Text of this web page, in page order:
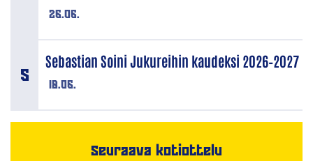
26.06.
18.06.
Sebastian Soini Jukureihin kaudeksi 2026–2027
Seuraava kotiottelu